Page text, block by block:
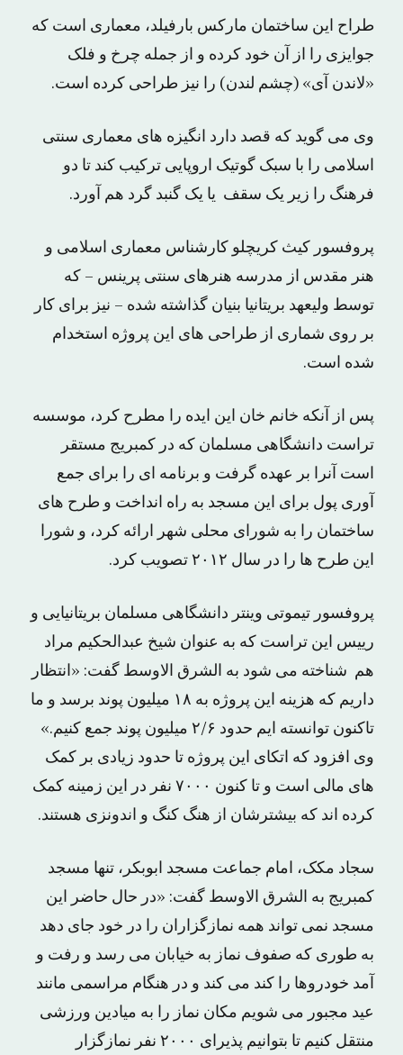
طراح این ساختمان مارکس بارفیلد، معماری است که
جوایزی را از آن خود کرده و از جمله چرخ و فلک
«لاندن آی» (چشم لندن) را نیز طراحی کرده است.
وی می گوید که قصد دارد انگیزه های معماری سنتی
اسلامی را با سبک گوتیک اروپایی ترکیب کند تا دو
فرهنگ را زیر یک سقف یا یک گنبد گرد هم آورد.
پروفسور کیث کریچلو کارشناس معماری اسلامی و
هنر مقدس از مدرسه هنرهای سنتی پرینس – که
توسط ولیعهد بریتانیا بنیان گذاشته شده – نیز برای کار
بر روی شماری از طراحی های این پروژه استخدام
شده است.
پس از آنکه خانم خان این ایده را مطرح کرد، موسسه
تراست دانشگاهی مسلمان که در کمبریج مستقر
است آنرا بر عهده گرفت و برنامه ای را برای جمع
آوری پول برای این مسجد به راه انداخت و طرح های
ساختمان را به شورای محلی شهر ارائه کرد، و شورا
این طرح ها را در سال ۲۰۱۲ تصویب کرد.
پروفسور تیموتی وینتر دانشگاهی مسلمان بریتانیایی و
رییس این تراست که به عنوان شیخ عبدالحکیم مراد
هم شناخته می شود به الشرق الاوسط گفت: «انتظار
داریم که هزینه این پروژه به ۱۸ میلیون پوند برسد و ما
تاکنون توانسته ایم حدود ۲/۶ میلیون پوند جمع کنیم.»
وی افزود که اتکای این پروژه تا حدود زیادی بر کمک
های مالی است و تا کنون ۷۰۰۰ نفر در این زمینه کمک
کرده اند که بیشترشان از هنگ کنگ و اندونزی هستند.
سجاد مکک، امام جماعت مسجد ابوبکر، تنها مسجد
کمبریج به الشرق الاوسط گفت: «در حال حاضر این
مسجد نمی تواند همه نمازگزاران را در خود جای دهد
به طوری که صفوف نماز به خیابان می رسد و رفت و
آمد خودروها را کند می کند و در هنگام مراسمی مانند
عید مجبور می شویم مکان نماز را به میادین ورزشی
منتقل کنیم تا بتوانیم پذیرای ۲۰۰۰ نفر نمازگزار